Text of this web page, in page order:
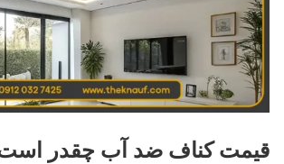
قیمت کناف ضد آب چقدر